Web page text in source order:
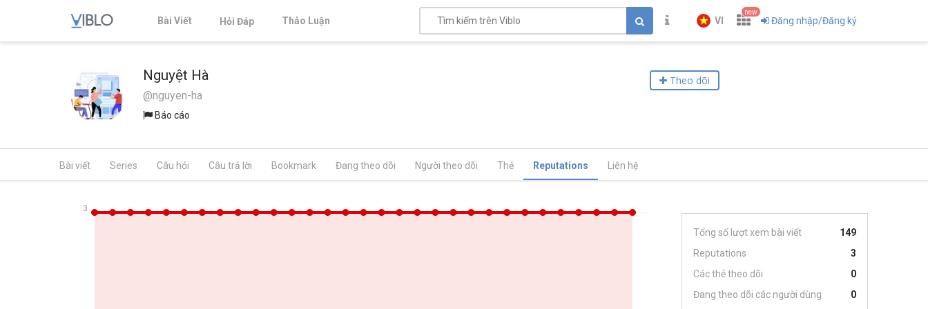
Bài Viết Hỏi Đáp Thảo Luận VI
new
Đăng nhập/Đăng ký
Nguyệt Hà
@nguyen-ha
Báo cáo
Theo dõi
Bài viết Series Câu hỏi Câu trả lời Bookmark Đang theo dõi Người theo dõi Thẻ Reputations Liên hệ
3
Tổng số lượt xem bài viết
149
Reputations
3
Các thẻ theo dõi
0
Đang theo dõi các người dùng
0